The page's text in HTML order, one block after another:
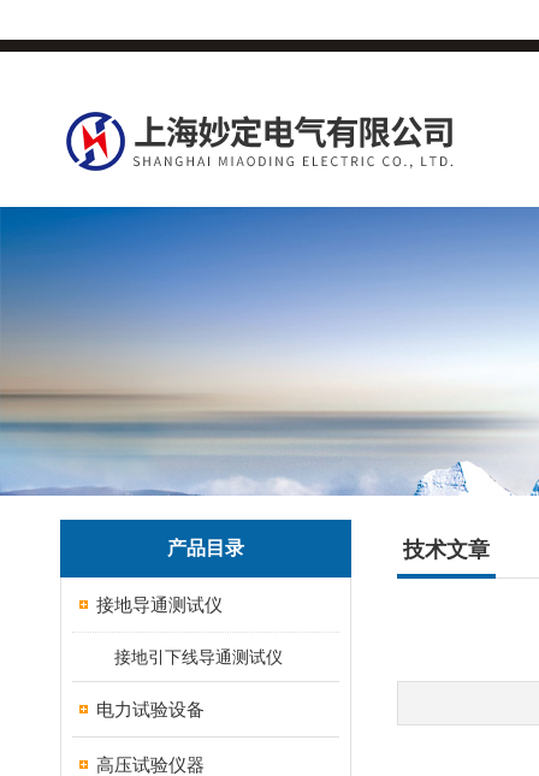
产品目录
接地导通测试仪
接地引下线导通测试仪
电力试验设备
高压试验仪器
技术文章